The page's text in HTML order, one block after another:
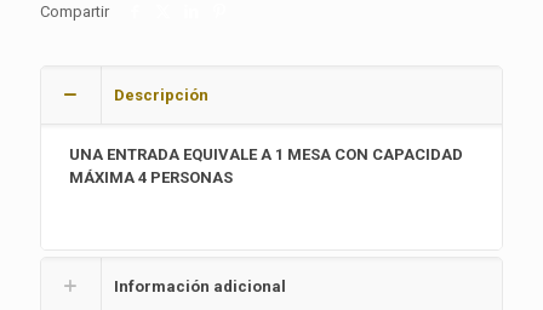
Compartir
Descripción
UNA ENTRADA EQUIVALE A 1 MESA CON CAPACIDAD
MÁXIMA 4 PERSONAS
Información adicional